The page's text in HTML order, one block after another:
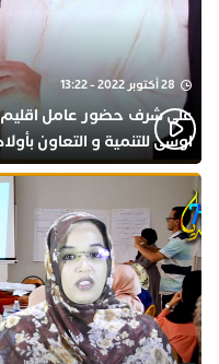
28 أكتوبر 2022 - 13:22
على شرف حضور عامل اقليم
اوسى للتنمية و التعاون
بذكرى المولد النبوي